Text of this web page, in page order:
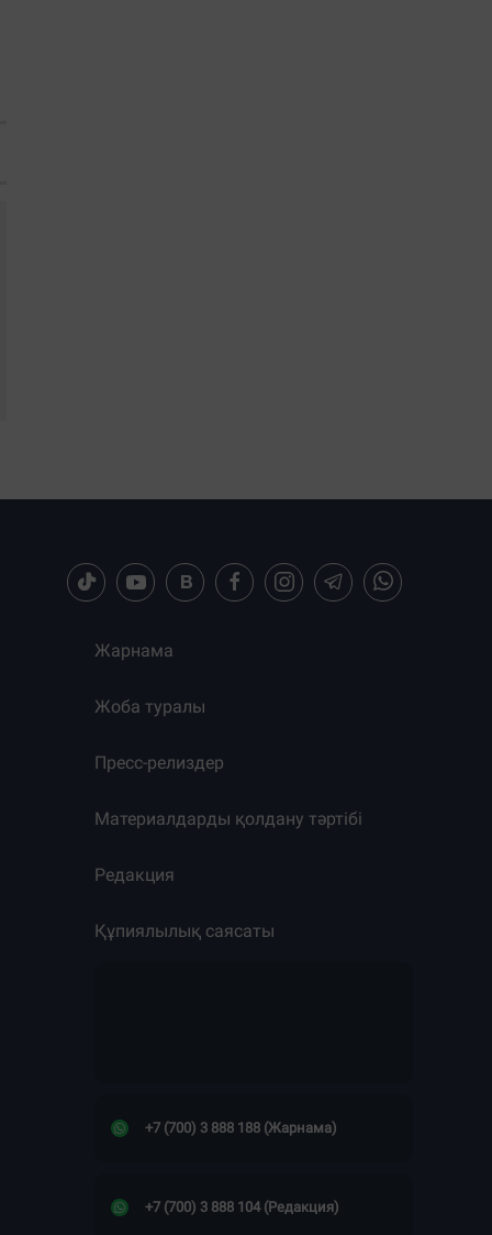
Жарнама
Жоба туралы
Пресс-релиздер
Материалдарды қолдану тәртібі
Редакция
Құпиялылық саясаты
+7 (700) 3 888 188 (Жарнама)
+7 (700) 3 888 104 (Редакция)